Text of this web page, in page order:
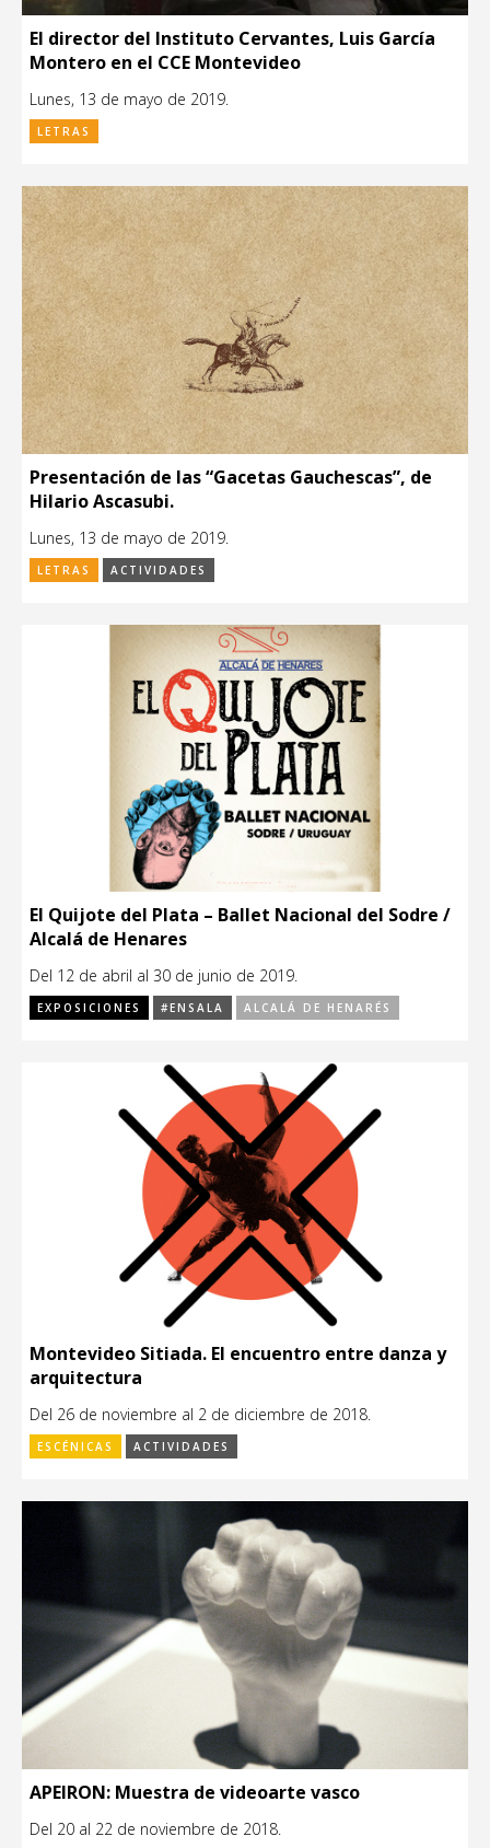
El director del Instituto Cervantes, Luis García
Montero en el CCE Montevideo
Lunes, 13 de mayo de 2019.
LETRAS
Presentación de las “Gacetas Gauchescas”, de
Hilario Ascasubi.
Lunes, 13 de mayo de 2019.
LETRAS ACTIVIDADES
El Quijote del Plata – Ballet Nacional del Sodre /
Alcalá de Henares
Del 12 de abril al 30 de junio de 2019.
EXPOSICIONES #ENSALA ALCALÁ DE HENARÉS
Montevideo Sitiada. El encuentro entre danza y
arquitectura
Del 26 de noviembre al 2 de diciembre de 2018.
ESCÉNICAS ACTIVIDADES
APEIRON: Muestra de videoarte vasco
Del 20 al 22 de noviembre de 2018.